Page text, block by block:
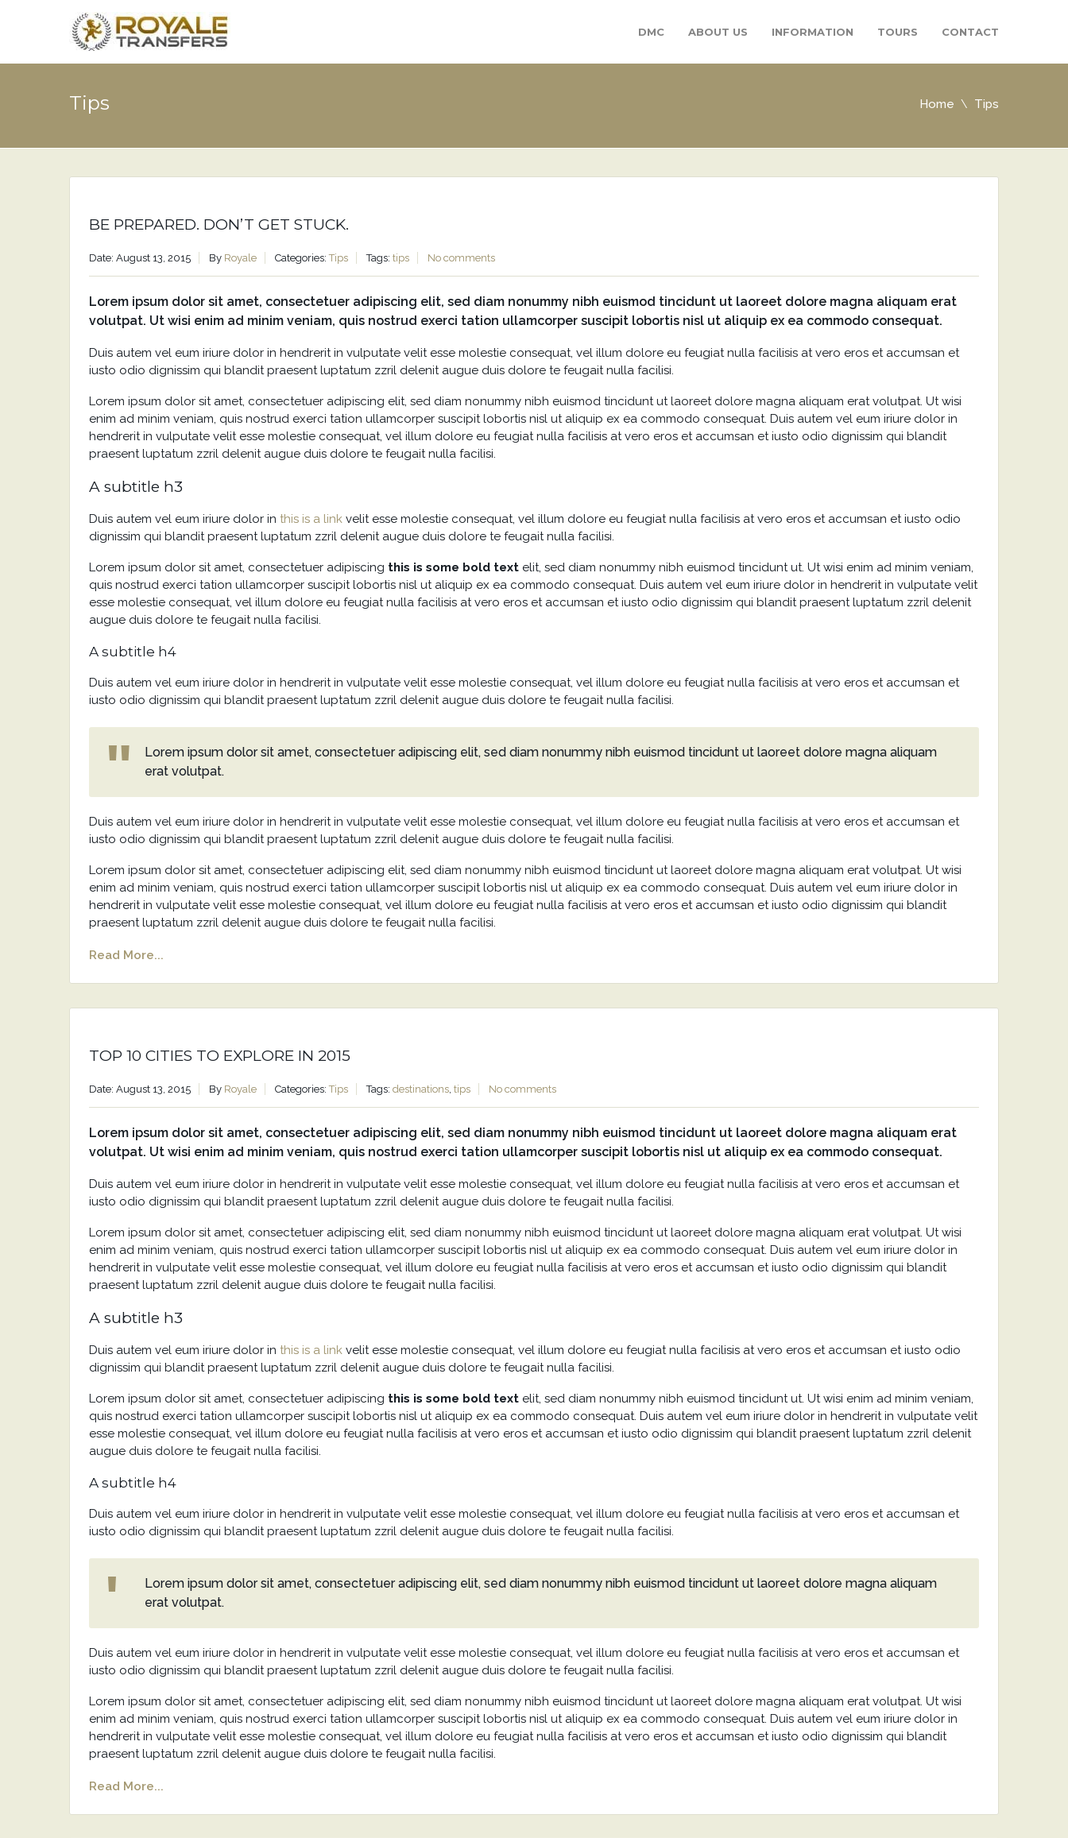
DMC ABOUT US INFORMATION TOURS CONTACT
Tips Home Tips
BE PREPARED. DON’T GET STUCK.
Date: August 13, 2015 By Royale Categories:Tips Tags: tips No comments
Lorem ipsum dolor sit amet, consectetuer adipiscing elit, sed diam nonummy nibh euismod tincidunt ut laoreet dolore magna aliquam erat
volutpat. Ut wisi enim ad minim veniam, quis nostrud exerci tation ullamcorper suscipit lobortis nisl ut aliquip ex ea commodo consequat.
Duis autem vel eum iriure dolor in hendrerit in vulputate velit esse molestie consequat, vel illum dolore eu feugiat nulla facilisis at vero eros et accumsan et
iusto odio dignissim qui blandit praesent luptatum zzril delenit augue duis dolore te feugait nulla facilisi.
Lorem ipsum dolor sit amet, consectetuer adipiscing elit, sed diam nonummy nibh euismod tincidunt ut laoreet dolore magna aliquam erat volutpat. Ut wisi
enim ad minim veniam, quis nostrud exerci tation ullamcorper suscipit lobortis nisl ut aliquip ex ea commodo consequat. Duis autem vel eum iriure dolor in
hendrerit in vulputate velit esse molestie consequat, vel illum dolore eu feugiat nulla facilisis at vero eros et accumsan et iusto odio dignissim qui blandit
praesent luptatum zzril delenit augue duis dolore te feugait nulla facilisi.
A subtitle h3
Duis autem vel eum iriure dolor in this is a link velit esse molestie consequat, vel illum dolore eu feugiat nulla facilisis at vero eros et accumsan et iusto odio
dignissim qui blandit praesent luptatum zzril delenit augue duis dolore te feugait nulla facilisi.
Lorem ipsum dolor sit amet, consectetuer adipiscing this is some bold text elit, sed diam nonummy nibh euismod tincidunt ut. Ut wisi enim ad minim veniam,
quis nostrud exerci tation ullamcorper suscipit lobortis nisl ut aliquip ex ea commodo consequat. Duis autem vel eum iriure dolor in hendrerit in vulputate velit
esse molestie consequat, vel illum dolore eu feugiat nulla facilisis at vero eros et accumsan et iusto odio dignissim qui blandit praesent luptatum zzril delenit
augue duis dolore te feugait nulla facilisi.
A subtitle h4
Duis autem vel eum iriure dolor in hendrerit in vulputate velit esse molestie consequat, vel illum dolore eu feugiat nulla facilisis at vero eros et accumsan et
iusto odio dignissim qui blandit praesent luptatum zzril delenit augue duis dolore te feugait nulla facilisi.
Lorem ipsum dolor sit amet, consectetuer adipiscing elit, sed diam nonummy nibh euismod tincidunt ut laoreet dolore magna aliquam
erat volutpat.
Duis autem vel eum iriure dolor in hendrerit in vulputate velit esse molestie consequat, vel illum dolore eu feugiat nulla facilisis at vero eros et accumsan et
iusto odio dignissim qui blandit praesent luptatum zzril delenit augue duis dolore te feugait nulla facilisi.
Lorem ipsum dolor sit amet, consectetuer adipiscing elit, sed diam nonummy nibh euismod tincidunt ut laoreet dolore magna aliquam erat volutpat. Ut wisi
enim ad minim veniam, quis nostrud exerci tation ullamcorper suscipit lobortis nisl ut aliquip ex ea commodo consequat. Duis autem vel eum iriure dolor in
hendrerit in vulputate velit esse molestie consequat, vel illum dolore eu feugiat nulla facilisis at vero eros et accumsan et iusto odio dignissim qui blandit
praesent luptatum zzril delenit augue duis dolore te feugait nulla facilisi.
Read More...
TOP 10 CITIES TO EXPLORE IN 2015
Date: August 13, 2015 By Royale Categories:Tips Tags: destinations, tips No comments
Lorem ipsum dolor sit amet, consectetuer adipiscing elit, sed diam nonummy nibh euismod tincidunt ut laoreet dolore magna aliquam erat
volutpat. Ut wisi enim ad minim veniam, quis nostrud exerci tation ullamcorper suscipit lobortis nisl ut aliquip ex ea commodo consequat.
Duis autem vel eum iriure dolor in hendrerit in vulputate velit esse molestie consequat, vel illum dolore eu feugiat nulla facilisis at vero eros et accumsan et
iusto odio dignissim qui blandit praesent luptatum zzril delenit augue duis dolore te feugait nulla facilisi.
Lorem ipsum dolor sit amet, consectetuer adipiscing elit, sed diam nonummy nibh euismod tincidunt ut laoreet dolore magna aliquam erat volutpat. Ut wisi
enim ad minim veniam, quis nostrud exerci tation ullamcorper suscipit lobortis nisl ut aliquip ex ea commodo consequat. Duis autem vel eum iriure dolor in
hendrerit in vulputate velit esse molestie consequat, vel illum dolore eu feugiat nulla facilisis at vero eros et accumsan et iusto odio dignissim qui blandit
praesent luptatum zzril delenit augue duis dolore te feugait nulla facilisi.
A subtitle h3
Duis autem vel eum iriure dolor in this is a link velit esse molestie consequat, vel illum dolore eu feugiat nulla facilisis at vero eros et accumsan et iusto odio
dignissim qui blandit praesent luptatum zzril delenit augue duis dolore te feugait nulla facilisi.
Lorem ipsum dolor sit amet, consectetuer adipiscing this is some bold text elit, sed diam nonummy nibh euismod tincidunt ut. Ut wisi enim ad minim veniam,
quis nostrud exerci tation ullamcorper suscipit lobortis nisl ut aliquip ex ea commodo consequat. Duis autem vel eum iriure dolor in hendrerit in vulputate velit
esse molestie consequat, vel illum dolore eu feugiat nulla facilisis at vero eros et accumsan et iusto odio dignissim qui blandit praesent luptatum zzril delenit
augue duis dolore te feugait nulla facilisi.
A subtitle h4
Duis autem vel eum iriure dolor in hendrerit in vulputate velit esse molestie consequat, vel illum dolore eu feugiat nulla facilisis at vero eros et accumsan et
iusto odio dignissim qui blandit praesent luptatum zzril delenit augue duis dolore te feugait nulla facilisi.
Lorem ipsum dolor sit amet, consectetuer adipiscing elit, sed diam nonummy nibh euismod tincidunt ut laoreet dolore magna aliquam
erat volutpat.
Duis autem vel eum iriure dolor in hendrerit in vulputate velit esse molestie consequat, vel illum dolore eu feugiat nulla facilisis at vero eros et accumsan et
iusto odio dignissim qui blandit praesent luptatum zzril delenit augue duis dolore te feugait nulla facilisi.
Lorem ipsum dolor sit amet, consectetuer adipiscing elit, sed diam nonummy nibh euismod tincidunt ut laoreet dolore magna aliquam erat volutpat. Ut wisi
enim ad minim veniam, quis nostrud exerci tation ullamcorper suscipit lobortis nisl ut aliquip ex ea commodo consequat. Duis autem vel eum iriure dolor in
hendrerit in vulputate velit esse molestie consequat, vel illum dolore eu feugiat nulla facilisis at vero eros et accumsan et iusto odio dignissim qui blandit
praesent luptatum zzril delenit augue duis dolore te feugait nulla facilisi.
Read More...